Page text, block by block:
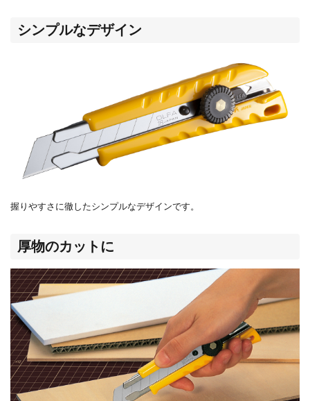
シンプルなデザイン
握りやすさに徹したシンプルなデザインです。
厚物のカットに